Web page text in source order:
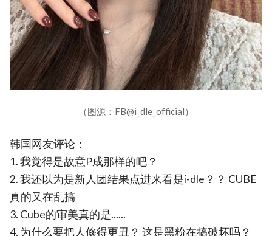
（图源：FB@i_dle_official）
韩国网友评论：
1. 我觉得是故意P成那样的吧？
2. 我还以为是新人团结果点进来看是i-dle？？ CUBE
真的又在乱搞
3. Cube的审美真的是......
4. 为什么要把人修得更丑？ 这是黑粉在搞破坏吗？